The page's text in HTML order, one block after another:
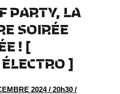
PARTY, LA
SOIRÉE
! [
]
2024 / 20h30 /